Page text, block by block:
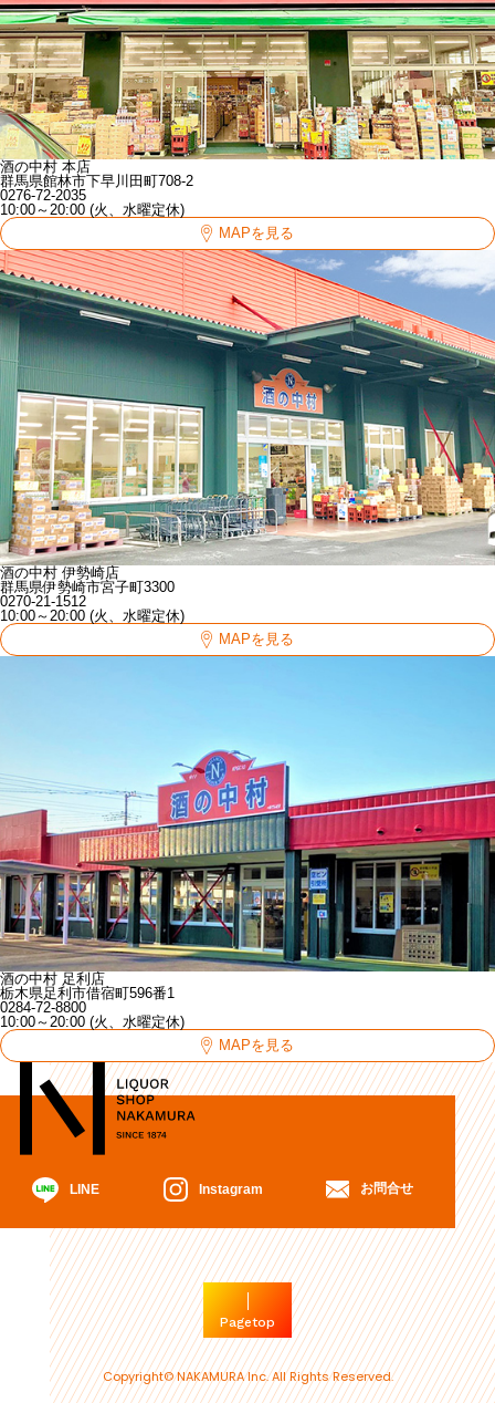
酒の中村 本店
群馬県館林市下早川田町708-2
0276-72-2035
10:00～20:00 (火、水曜定休)
MAPを見る
酒の中村 伊勢崎店
群馬県伊勢崎市宮子町3300
0270-21-1512
10:00～20:00 (火、水曜定休)
MAPを見る
酒の中村 足利店
栃木県足利市借宿町596番1
0284-72-8800
10:00～20:00 (火、水曜定休)
MAPを見る
LINE Instagram お問合せ
Pagetop
Copyright© NAKAMURA Inc. All Rights Reserved.